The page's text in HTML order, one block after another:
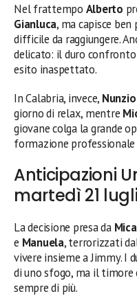
Nel frattempo Alberto
Gianluca, ma capisce
difficile da raggiungere.
delicato: il duro
esito inaspettato.
In Calabria, invece, Nunzio
giorno di relax, mentre
giovane colga la grande
formazione professionale
Anticipazioni
martedì 21
La decisione presa da
e Manuela, terrorizzati
vivere insieme a Jimmy. I
di uno sfogo, ma il timore
sempre di più.